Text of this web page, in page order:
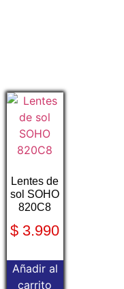
Lentes de
sol SOHO
820C8
$ 3.990
Añadir al
carrito